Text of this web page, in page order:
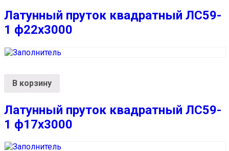
Латунный пруток квадратный ЛС59-
1 ф22х3000
В корзину
Латунный пруток квадратный ЛС59-
1 ф17х3000